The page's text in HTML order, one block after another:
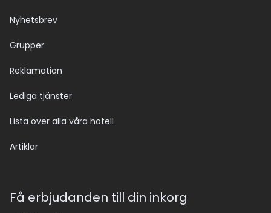
Nyhetsbrev
Grupper
Reklamation
Lediga tjänster
Lista över alla våra hotell
Artiklar
Få erbjudanden till din inkorg